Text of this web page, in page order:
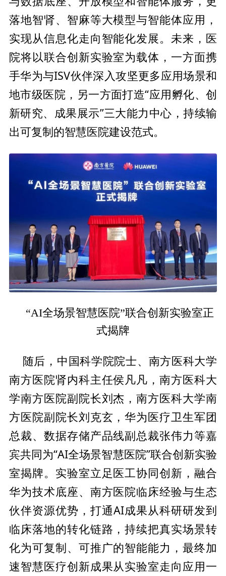
落地智肾、智麻等大模型与智能体应用，
实现从信息化走向智能化发展。未来，医
院将以联合创新实验室为载体，一方面携
手华为与ISV伙伴深入攻坚更多应用场景和
地市级医院，另一方面打造“应用孵化、创
新研究、成果展示”三大能力中心，持续输
出可复制的智慧医院建设范式。
“AI全场景智慧医院”联合创新实验室正
式揭牌
随后， 中国科学院院士、南方医科大学
南方医院肾内科主任侯凡凡，南方医科大
学南方医院副院长刘杰，南方医科大学南
方医院副院长刘克玄，华为医疗卫生军团
总裁、数据存储产品线副总裁张伟力等嘉
宾共同为“AI全场景智慧医院”联合创新实验
室揭牌。实验室立足医工协同创新，融合
华为技术底座、南方医院临床经验与生态
伙伴资源优势，打通AI成果从科研研发到
临床落地的转化链路，持续把真实场景转
化为可复制、可推广的智能能力，最终加
速智慧医疗创新成果从实验室走向应用一